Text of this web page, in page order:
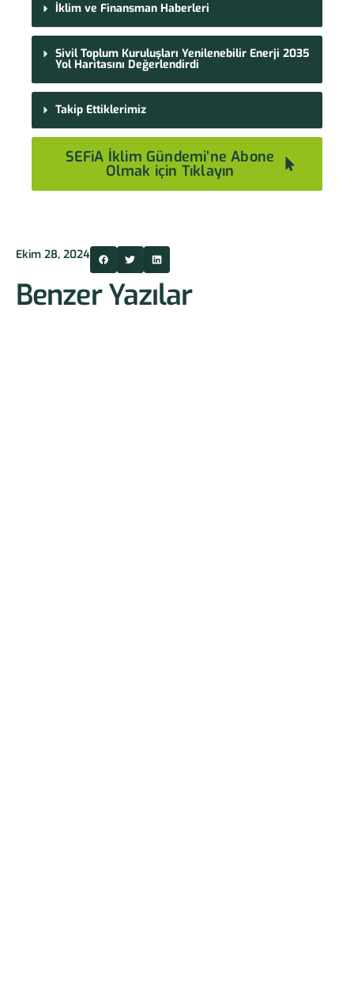
İklim ve Finansman Haberleri
Sivil Toplum Kuruluşları Yenilenebilir Enerji 2035
Yol Haritasını Değerlendirdi
Takip Ettiklerimiz
SEFiA İklim Gündemi’ne Abone
Olmak için Tıklayın
Ekim 28, 2024
Benzer Yazılar